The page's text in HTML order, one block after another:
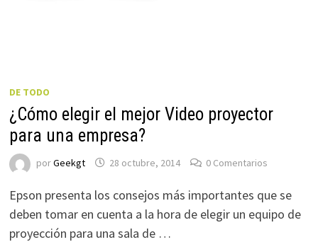
DE TODO
¿Cómo elegir el mejor Video proyector
para una empresa?
porGeekgt 28 octubre, 2014 0 Comentarios
Epson presenta los consejos más importantes que se
deben tomar en cuenta a la hora de elegir un equipo de
proyección para una sala de …